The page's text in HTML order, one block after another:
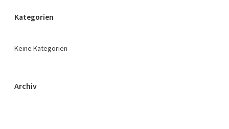
Kategorien
Keine Kategorien
Archiv